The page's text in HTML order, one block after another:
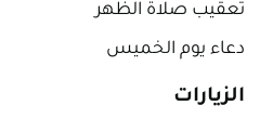
تعقيب صلاة الظهر
دعاء يوم الخميس
الزيارات